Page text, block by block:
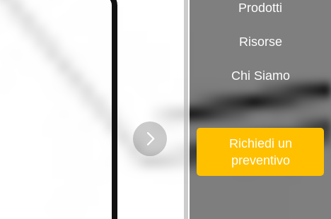
button
Prodotti
Risorse
Chi Siamo
Richiedi un
preventivo